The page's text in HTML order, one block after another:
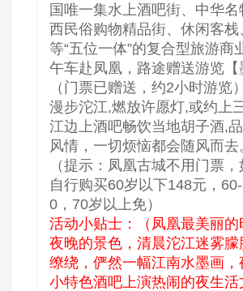
国唯一集水上酒吧街、中华
西民俗购物精品街、休闲客
等“五位一体”的复合型旅游商
午车赴凤凰，路途赠送游览【
（门票已赠送，约2小时游览
漫步沱江,燃放许愿灯,或约上
江边上酒吧畅饮当地胡子酒,
风情，一切烦恼都会随风而去
（提示：凤凰古城不用门票
自行购买60岁以下148元，
0，70岁以上免）
活动小贴士：（凤凰最美丽
夜晚的景色，清晨沱江迷雾
缭绕，俨然一幅江南水墨画，
小特色酒吧上演热闹的夜生